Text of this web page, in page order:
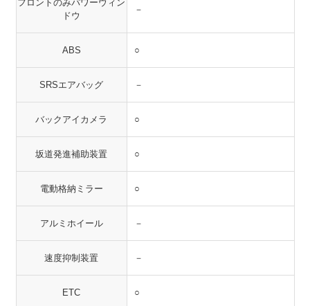
フロントのみパワーウィン
ドウ
－
ABS ○
SRSエアバッグ －
バックアイカメラ ○
坂道発進補助装置 ○
電動格納ミラー ○
アルミホイール －
速度抑制装置 －
ETC ○